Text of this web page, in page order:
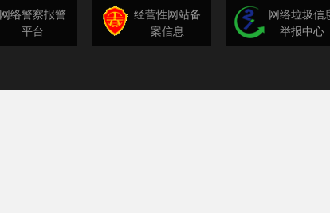
网络警察报警
平台
经营性网站备
案信息
网络垃圾信
举报中心